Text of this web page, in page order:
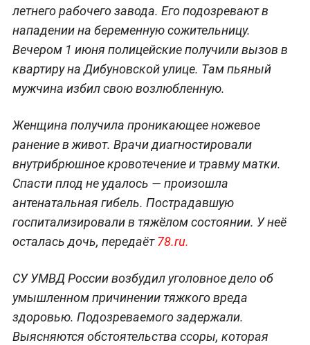
летнего рабочего завода. Его подозревают в
нападении на беременную сожительницу.
Вечером 1 июня полицейские получили вызов в
квартиру на Дибуновской улице. Там пьяный
мужчина избил свою возлюбленную.
Женщина получила проникающее ножевое
ранение в живот. Врачи диагностировали
внутрибрюшное кровотечение и травму матки.
Спасти плод не удалось — произошла
антенатальная гибель. Пострадавшую
госпитализировали в тяжёлом состоянии. У неё
осталась дочь, передаёт78.ru.
СУ УМВД России возбудил уголовное дело об
умышленном причинении тяжкого вреда
здоровью. Подозреваемого задержали.
Выясняются обстоятельства ссоры, которая